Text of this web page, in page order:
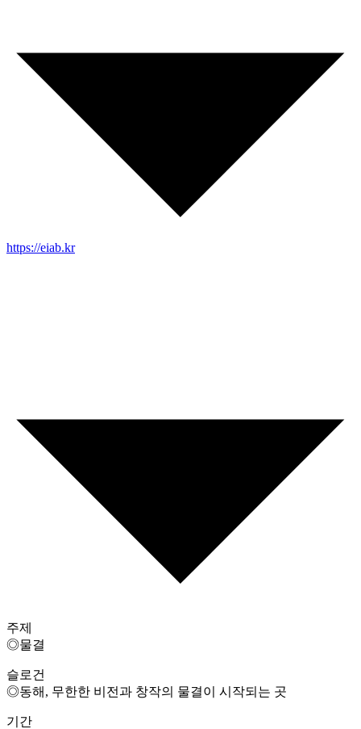
https://eiab.kr
주제
◎물결
슬로건
◎동해, 무한한 비전과 창작의 물결이 시작되는 곳
기간